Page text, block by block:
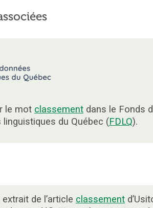
le mot classement dans le Fonds
linguistiques du Québec (FDLQ).
de l’article classement